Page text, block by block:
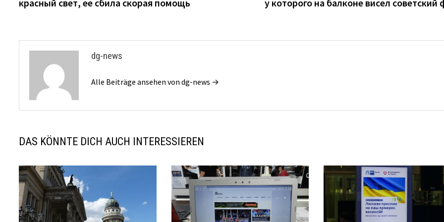
красный свет, ее сбила скорая помощь у которого на балконе висел советский
dg-news
Alle Beiträge ansehen von dg-news →
DAS KÖNNTE DICH AUCH INTERESSIEREN